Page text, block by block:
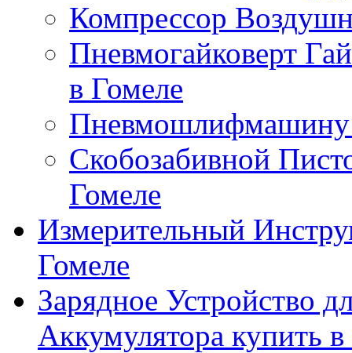
Компрессор
Пневмогайковерт
в Гомеле
Пневмошлифмашину
Скобозабивной
Гомеле
Измерительный
Гомеле
Зарядное Устройство
Аккумулятора купить